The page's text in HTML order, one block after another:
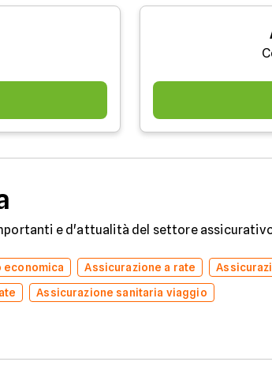
e d'attualità del settore
economica Assicurazione a rate
Assicurazione sanitaria viaggio